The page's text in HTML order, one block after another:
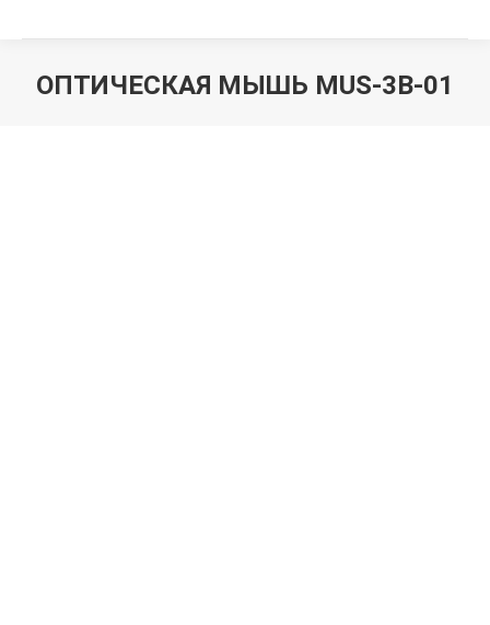
ОПТИЧЕСКАЯ МЫШЬ MUS-3B-01